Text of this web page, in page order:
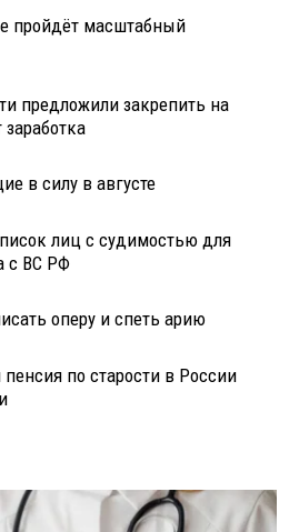
пройдёт масштабный
предложили закрепить на
в силу в августе
лиц с судимостью для
с ВС РФ
оперу и спеть арию
по старости в России